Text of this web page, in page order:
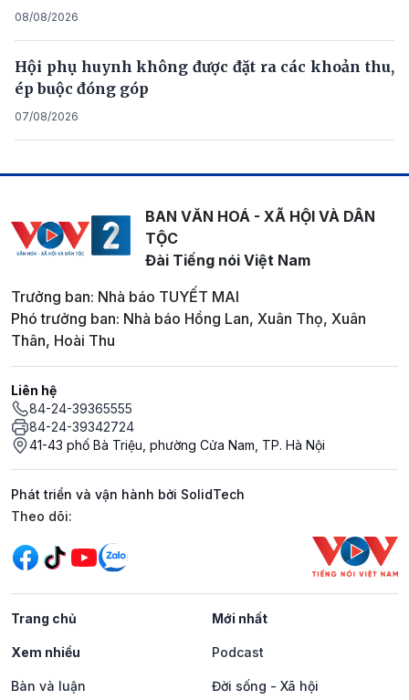
08/08/2026
Hội phụ huynh không được đặt ra các khoản thu,
ép buộc đóng góp
07/08/2026
BAN VĂN HOÁ - XÃ HỘI VÀ DÂN
TỘC
Đài Tiếng nói Việt Nam
Trưởng ban: Nhà báo TUYẾT MAI
Phó trưởng ban: Nhà báo Hồng Lan, Xuân Thọ, Xuân
Thân, Hoài Thu
Liên hệ
84-24-39365555
84-24-39342724
41-43 phố Bà Triệu, phường Cửa Nam, TP. Hà Nội
Phát triển và vận hành bởi SolidTech
Mạng xã hội
Theo dõi:
Trang chủ Mới nhất
Xem nhiều Podcast
Bàn và luận Đời sống - Xã hội